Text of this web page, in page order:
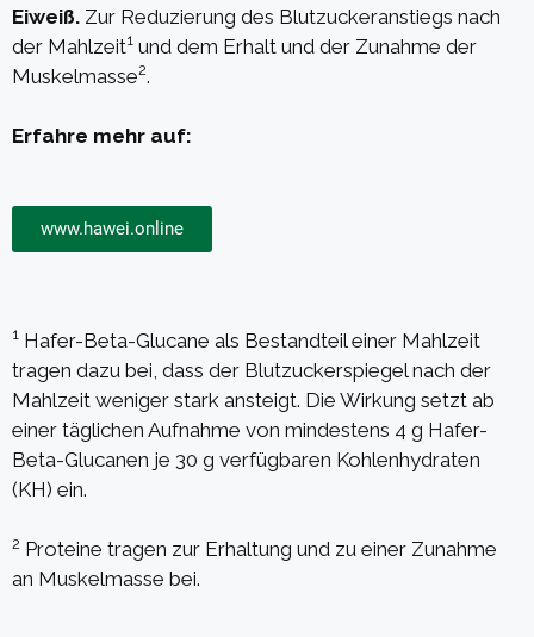
Eiweiß. Zur Reduzierung des Blutzuckeranstiegs nach
der Mahlzeit1 und dem Erhalt und der Zunahme der
Muskelmasse2.
Erfahre mehr auf:
www.hawei.online
1 Hafer-Beta-Glucane als Bestandteil einer Mahlzeit
tragen dazu bei, dass der Blutzuckerspiegel nach der
Mahlzeit weniger stark ansteigt. Die Wirkung setzt ab
einer täglichen Aufnahme von mindestens 4 g Hafer-
Beta-Glucanen je 30 g verfügbaren Kohlenhydraten
(KH) ein.
2 Proteine tragen zur Erhaltung und zu einer Zunahme
an Muskelmasse bei.